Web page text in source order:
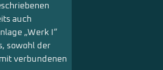
auch
„Werk I“
sowohl der
verbundenen